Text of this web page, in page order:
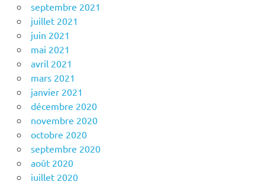
septembre 2021
juillet 2021
juin 2021
mai 2021
avril 2021
mars 2021
janvier 2021
décembre 2020
novembre 2020
octobre 2020
septembre 2020
août 2020
juillet 2020